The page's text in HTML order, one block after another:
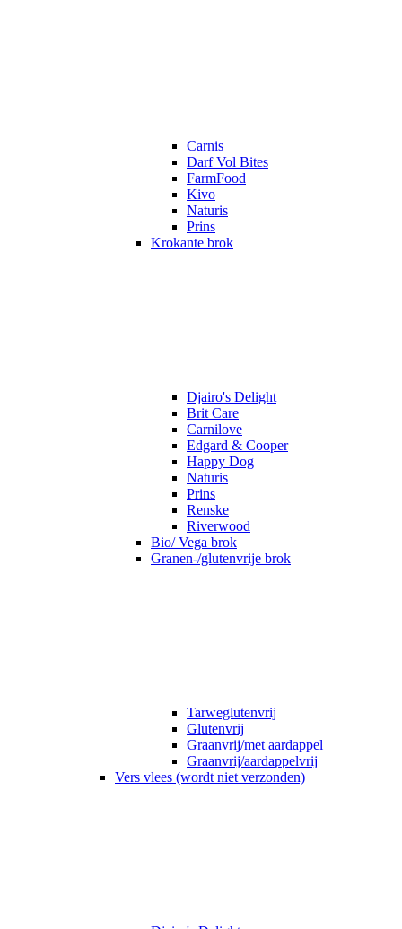
Carnis
Darf Vol Bites
FarmFood
Kivo
Naturis
Prins
Krokante brok
Djairo's Delight
Brit Care
Carnilove
Edgard & Cooper
Happy Dog
Naturis
Prins
Renske
Riverwood
Bio/ Vega brok
Granen-/glutenvrije brok
Tarweglutenvrij
Glutenvrij
Graanvrij/met aardappel
Graanvrij/aardappelvrij
Vers vlees (wordt niet verzonden)